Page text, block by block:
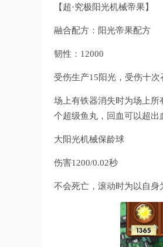
【超·究极阳光机械帝果】
融合配方：阳光帝果配方
韧性：12000
受伤生产15阳光，受伤十
场上有铁器消失时为场上所
个超级鱼丸，回血可以超出
大阳光机械保龄球
伤害1200/0.02秒
不会死亡，滚动时为以自